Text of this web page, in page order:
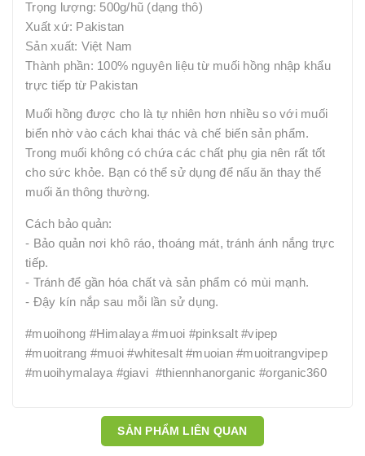
Trọng lượng: 500g/hũ (dạng thô)
Xuất xứ: Pakistan
Sản xuất: Việt Nam
Thành phần: 100% nguyên liệu từ muối hồng nhập khẩu
trực tiếp từ Pakistan
Muối hồng được cho là tự nhiên hơn nhiều so với muối
biển nhờ vào cách khai thác và chế biến sản phẩm.
Trong muối không có chứa các chất phụ gia nên rất tốt
cho sức khỏe. Bạn có thể sử dụng để nấu ăn thay thế
muối ăn thông thường.
Cách bảo quản:
- Bảo quản nơi khô ráo, thoáng mát, tránh ánh nắng trực
tiếp.
- Tránh để gần hóa chất và sản phẩm có mùi mạnh.
- Đậy kín nắp sau mỗi lần sử dụng.
#muoihong #Himalaya #muoi #pinksalt #vipep
#muoitrang #muoi #whitesalt #muoian #muoitrangvipep
#muoihymalaya #giavi #thiennhanorganic #organic360
SẢN PHẨM LIÊN QUAN